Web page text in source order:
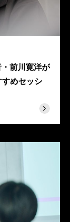
・前川寛洋が
めセッシ